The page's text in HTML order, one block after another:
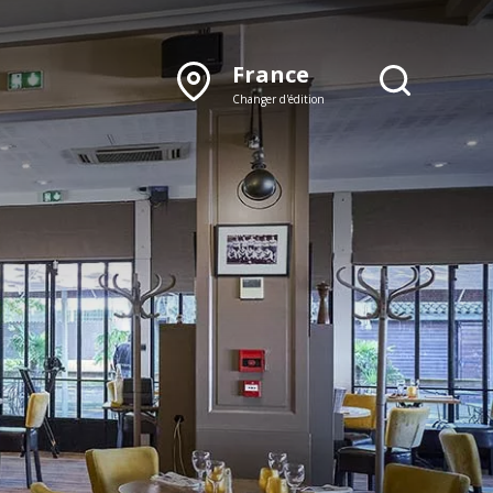
France
Changer d'édition
Lyon
Rhône‑Alpes
DÉCOUVRIR NOTRE
ÉDITION PAPIER